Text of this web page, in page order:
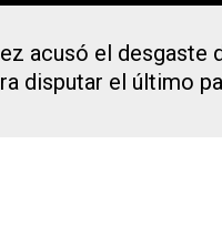
acusó el
disputar el último